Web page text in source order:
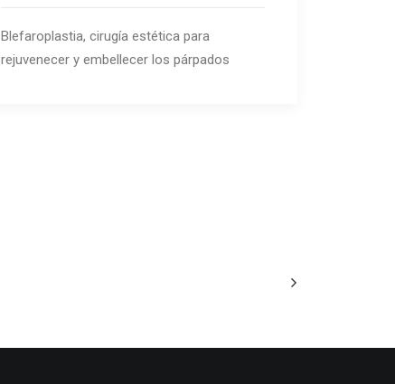
Blefaroplastia, cirugía estética para
rejuvenecer y embellecer los párpados